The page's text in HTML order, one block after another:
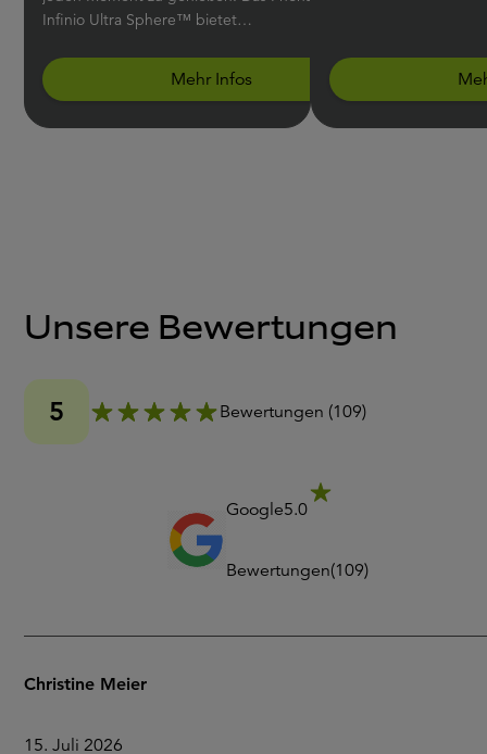
Infinio Ultra Sphere™ bietet
welcher Richtung Sprache kommt, und
filtert Störgeräusche aus dem
Mehr Infos
Unsere Bewertungen
5 Bewertungen (109)
Google5.0
Bewertungen(109)
Christine Meier
15. Juli 2026